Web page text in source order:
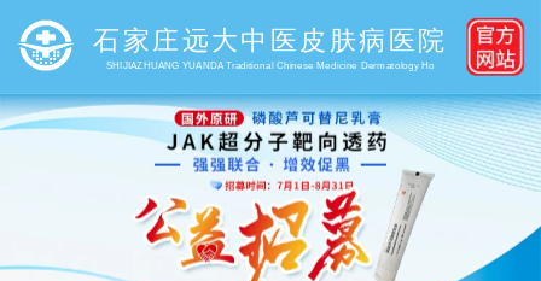
石家庄远大中医皮肤病医院
SHIJIAZHUANG YUANDA Traditional Chinese Medicine Dermatology Ho